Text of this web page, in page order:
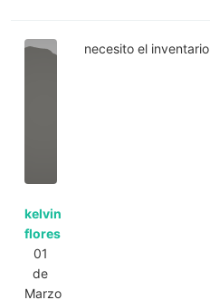
kelvin
flores
01
de
Marzo
necesito el inventario